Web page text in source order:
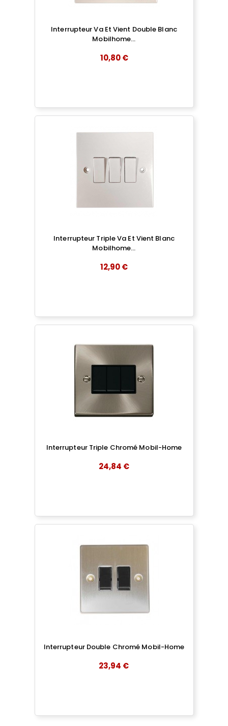
Interrupteur Va Et Vient Double Blanc
Mobilhome...
10,80 €
Interrupteur Triple Va Et Vient Blanc
Mobilhome...
12,90 €
Interrupteur Triple Chromé Mobil-Home
24,84 €
Interrupteur Double Chromé Mobil-Home
23,94 €